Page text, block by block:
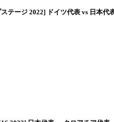
テージ 2022] ドイツ代表 vs 日本代